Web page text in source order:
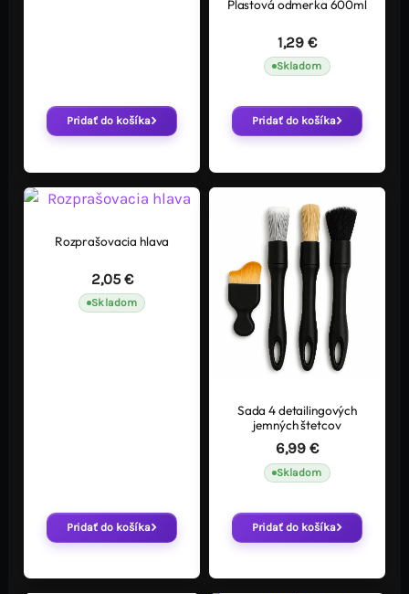
Pridať do košíka
Plastová odmerka 600ml
1,29 €
Skladom
Pridať do košíka
Rozprašovacia hlava
2,05€
Skladom
Pridať do košíka
Sada 4 detailingových
jemných štetcov
6,99 €
Skladom
Pridať do košíka